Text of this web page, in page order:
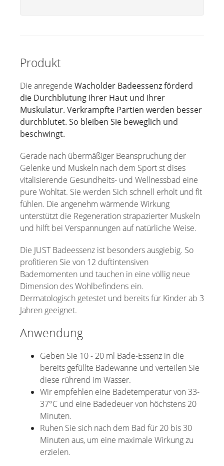
Produkt
Die anregende Wacholder Badeessenz förderd
die Durchblutung Ihrer Haut und Ihrer
Muskulatur. Verkrampfte Partien werden besser
durchblutet. So bleiben Sie beweglich und
beschwingt.
Gerade nach übermäßiger Beanspruchung der
Gelenke und Muskeln nach dem Sport st dises
vitalisierende Gesundheits- und Wellnessbad eine
pure Wohltat. Sie werden Sich schnell erholt und fit
fühlen. Die angenehm wärmende Wirkung
unterstützt die Regeneration strapazierter Muskeln
und hilft bei Verspannungen auf natürliche Weise.
Die JUST Badeessenz ist besonders ausgiebig. So
profitieren Sie von 12 duftintensiven
Bademomenten und tauchen in eine völlig neue
Dimension des Wohlbefindens ein.
Dermatologisch getestet und bereits für Kinder ab 3
Jahren geeignet.
Anwendung
Geben Sie 10 - 20 ml Bade-Essenz in die
bereits gefüllte Badewanne und verteilen Sie
diese rührend im Wasser.
Wir empfehlen eine Badetemperatur von 33-
37°C und eine Badedeuer von höchstens 20
Minuten.
Ruhen Sie sich nach dem Bad für 20 bis 30
Minuten aus, um eine maximale Wirkung zu
erzielen.